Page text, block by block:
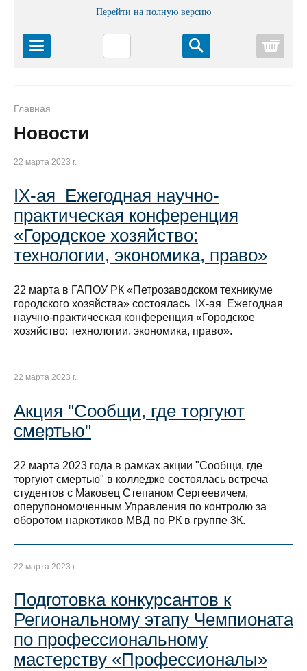
Перейти на полную версию
Главная
Новости
22 марта 2023 г.
IX-ая Ежегодная научно-
практическая конференция
«Городское хозяйство:
технологии, экономика, право»
22 марта в ГАПОУ РК «Петрозаводском техникуме
городского хозяйства» состоялась IX-ая Ежегодная
научно-практическая конференция «Городское
хозяйство: технологии, экономика, право».
22 марта 2023 г.
Акция "Сообщи, где торгуют
смертью"
22 марта 2023 года в рамках акции "Сообщи, где
торгуют смертью" в колледже состоялась встреча
студентов с Маковец Степаном Сергеевичем,
оперупономоченным Управления по контролю за
оборотом наркотиков МВД по РК в группе 3К.
22 марта 2023 г.
Подготовка конкурсантов к
Региональному этапу Чемпионата
по профессиональному
мастерству «Профессионалы»